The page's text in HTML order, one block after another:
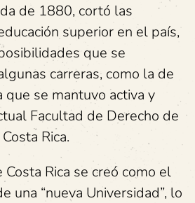
de 1880, cortó las
superior en el país,
que se
carreras, como la de
que se mantuvo activa y
Facultad de Derecho de
Rica.
Rica se creó como el
una “nueva Universidad”, lo